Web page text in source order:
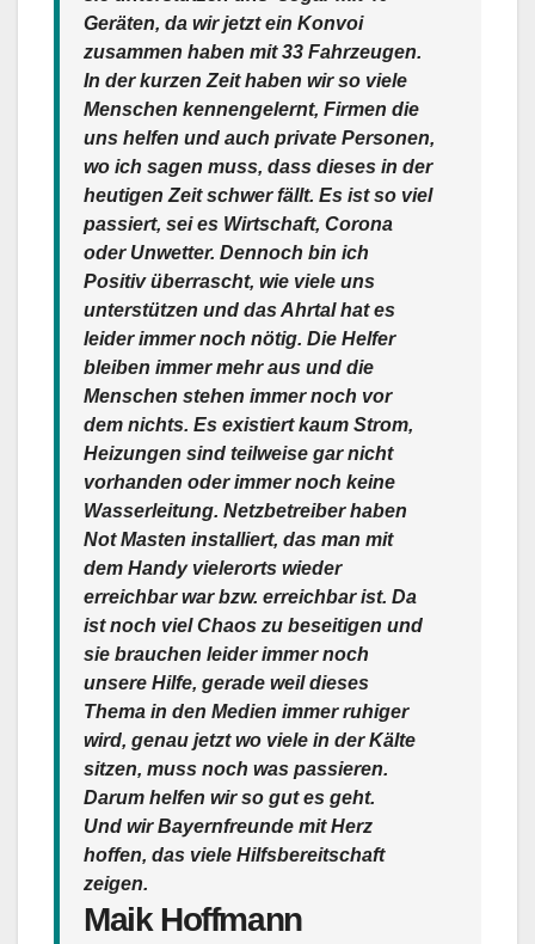
Geräten, da wir jetzt ein Konvoi
zusammen haben mit 33 Fahrzeugen.
In der kurzen Zeit haben wir so viele
Menschen kennengelernt, Firmen die
uns helfen und auch private Personen,
wo ich sagen muss, dass dieses in der
heutigen Zeit schwer fällt. Es ist so viel
passiert, sei es Wirtschaft, Corona
oder Unwetter. Dennoch bin ich
Positiv überrascht, wie viele uns
unterstützen und das Ahrtal hat es
leider immer noch nötig. Die Helfer
bleiben immer mehr aus und die
Menschen stehen immer noch vor
dem nichts. Es existiert kaum Strom,
Heizungen sind teilweise gar nicht
vorhanden oder immer noch keine
Wasserleitung. Netzbetreiber haben
Not Masten installiert, das man mit
dem Handy vielerorts wieder
erreichbar war bzw. erreichbar ist. Da
ist noch viel Chaos zu beseitigen und
sie brauchen leider immer noch
unsere Hilfe, gerade weil dieses
Thema in den Medien immer ruhiger
wird, genau jetzt wo viele in der Kälte
sitzen, muss noch was passieren.
Darum helfen wir so gut es geht.
Und wirBayernfreunde mit Herz
hoffen, das viele Hilfsbereitschaft
zeigen.
Maik Hoffmann